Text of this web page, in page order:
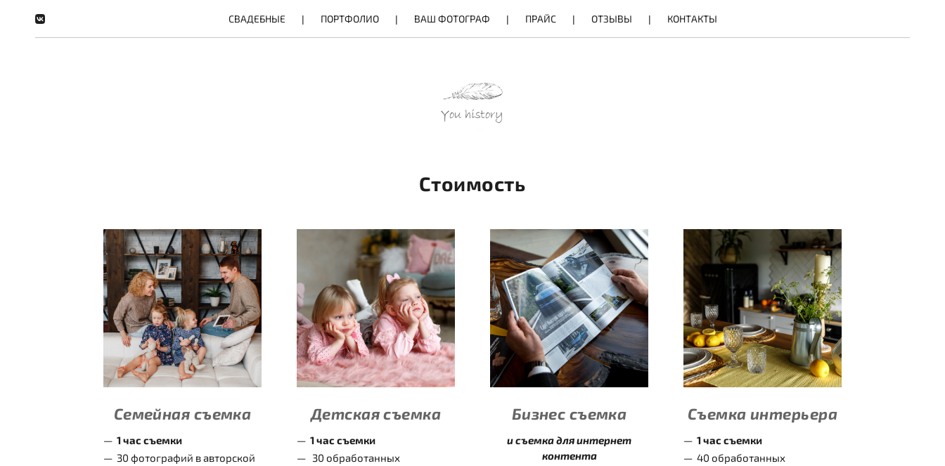
СВАДЕБНЫЕ ПОРТФОЛИО ВАШ ФОТОГРАФ ПРАЙС ОТЗЫВЫ КОНТАКТЫ
Стоимость
Семейная съемка
1 час съемки
30 фотографий в авторской
Детская съемка
1 час съемки
30 обработанных
Бизнес съемка
и съемка для интернет
контента
Съемка интерьера
1 час съемки
40 обработанных